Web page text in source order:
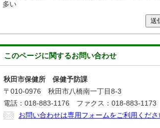
多い
送
このページに関するお問い合わせ
秋田市保健所 保健予防課
〒010-0976 秋田市八橋南一丁目8-3
電話：018-883-1176 ファクス：018-883-1173
お問い合わせは専用フォームをご利用くださ